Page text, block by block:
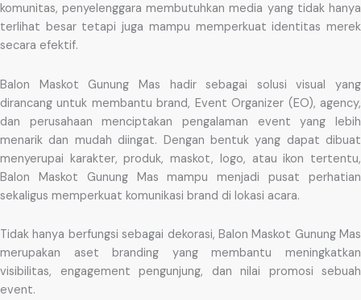
komunitas, penyelenggara membutuhkan media yang tidak hanya
terlihat besar tetapi juga mampu memperkuat identitas merek
secara efektif.
Balon Maskot Gunung Mas hadir sebagai solusi visual yang
dirancang untuk membantu brand, Event Organizer (EO), agency,
dan perusahaan menciptakan pengalaman event yang lebih
menarik dan mudah diingat. Dengan bentuk yang dapat dibuat
menyerupai karakter, produk, maskot, logo, atau ikon tertentu,
Balon Maskot Gunung Mas mampu menjadi pusat perhatian
sekaligus memperkuat komunikasi brand di lokasi acara.
Tidak hanya berfungsi sebagai dekorasi, Balon Maskot Gunung Mas
merupakan aset branding yang membantu meningkatkan
visibilitas, engagement pengunjung, dan nilai promosi sebuah
event.